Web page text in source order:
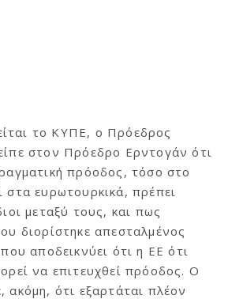
το ΚΥΠΕ, ο Πρόεδρος
στον Πρόεδρο Ερντογάν ότι
πρόοδος, τόσο στο
στα ευρωτουρκικά, πρέπει
μεταξύ τους, και πως
διορίστηκε απεσταλμένος
αποδεικνύει ότι η ΕΕ ότι
να επιτευχθεί πρόοδος. Ο
ακόμη, ότι εξαρτάται πλέον